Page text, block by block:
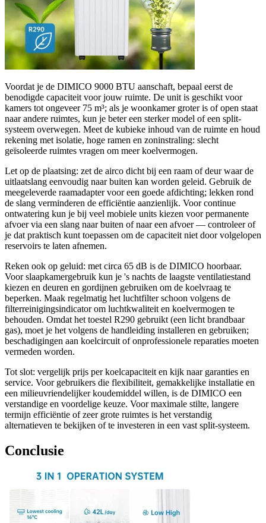
Voordat je de DIMICO 9000 BTU aanschaft, bepaal eerst de
benodigde capaciteit voor jouw ruimte. De unit is geschikt voor
kamers tot ongeveer 75 m³; als je woonkamer groter is of open staat
naar andere ruimtes, kun je beter een sterker model of een split-
systeem overwegen. Meet de kubieke inhoud van de ruimte en houd
rekening met isolatie, hoge ramen en zoninstraling: slecht
geïsoleerde ruimtes vragen om meer koelvermogen.
Let op de plaatsing: zet de airco dicht bij een raam of deur waar de
uitlaatslang eenvoudig naar buiten kan worden geleid. Gebruik de
meegeleverde raamadapter voor een goede afdichting; lekken rond
de slang verminderen de efficiëntie aanzienlijk. Voor continue
ontwatering kun je bij veel mobiele units kiezen voor permanente
afvoer via een slang naar buiten of naar een afvoer — controleer of
je dat praktisch kunt toepassen om de capaciteit niet door volgelopen
reservoirs te laten afnemen.
Reken ook op geluid: met circa 65 dB is de DIMICO hoorbaar.
Voor slaapkamergebruik kun je 's nachts de laagste ventilatiestand
kiezen en deuren en gordijnen gebruiken om de koelvraag te
beperken. Maak regelmatig het luchtfilter schoon volgens de
filterreinigingsindicator om luchtkwaliteit en koelvermogen te
behouden. Omdat het toestel R290 gebruikt (een licht brandbaar
gas), moet je het volgens de handleiding installeren en gebruiken;
beschadigingen aan koelcircuit of onprofessionele reparaties moeten
vermeden worden.
Tot slot: vergelijk prijs per koelcapaciteit en kijk naar garanties en
service. Voor gebruikers die flexibiliteit, gemakkelijke installatie en
een milieuvriendelijker koudemiddel willen, is de DIMICO een
verstandige en voordelige keuze. Voor maximale stilte, langere
termijn efficiëntie of zeer grote ruimtes is het verstandig
alternatieven te bekijken of te investeren in een vast split-systeem.
Conclusie